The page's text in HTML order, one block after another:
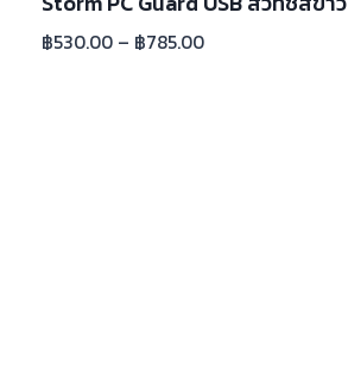
฿530.00 – ฿785.00